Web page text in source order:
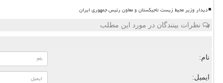
دیدار وزیر محیط زیست تاجیکستان و معاون رئیس جمهوری ایران
نظرات بینندگان در مورد این مطلب
نام:
ایمیل: